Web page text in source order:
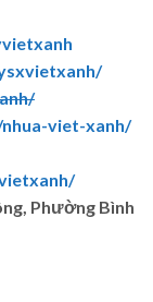
viet-xanh/
Phường Bình